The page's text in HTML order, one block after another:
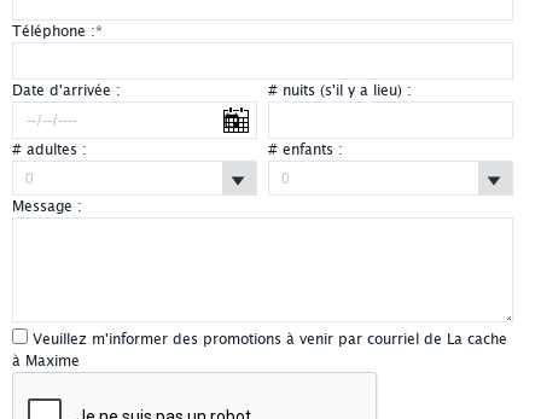
Téléphone :*
Date d'arrivée : # nuits (s'il y a lieu) :
# adultes : # enfants :
Message :
Veuillez m'informer des promotions à venir par courriel de La cache
à Maxime